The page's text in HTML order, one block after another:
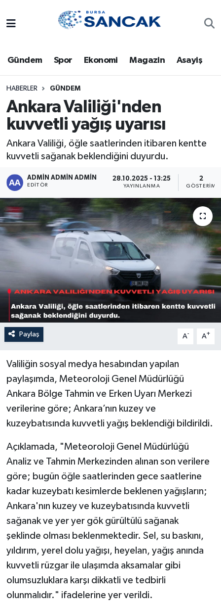
Gündem Spor Ekonomi Magazin Asayiş
HABERLER GÜNDEM
Ankara Valiliği'nden
kuvvetli yağış uyarısı
Ankara Valiliği, öğle saatlerinden itibaren kentte
kuvvetli sağanak beklendiğini duyurdu.
ADMİN ADMİN ADMİN
EDITÖR
28.10.2025 - 13:25
YAYINLANMA
2
GÖSTERIM
Paylaş A- A+
Valiliğin sosyal medya hesabından yapılan
paylaşımda, Meteoroloji Genel Müdürlüğü
Ankara Bölge Tahmin ve Erken Uyarı Merkezi
verilerine göre; Ankara’nın kuzey ve
kuzeybatısında kuvvetli yağış beklendiği bildirildi.
Açıklamada, "Meteoroloji Genel Müdürlüğü
Analiz ve Tahmin Merkezinden alınan son verilere
göre; bugün öğle saatlerinden gece saatlerine
kadar kuzeybatı kesimlerde beklenen yağışların;
Ankara'nın kuzey ve kuzeybatısında kuvvetli
sağanak ve yer yer gök gürültülü sağanak
şeklinde olması beklenmektedir. Sel, su baskını,
yıldırım, yerel dolu yağışı, heyelan, yağış anında
kuvvetli rüzgar ile ulaşımda aksamalar gibi
olumsuzluklara karşı dikkatli ve tedbirli
olunmalıdır." ifadelerine yer verildi.
Bursa
Dünya
Eğitim
Ekonomi
Genel
Gündem
Magazin
Sağlık
Spor
Türkiye
Trafik Durumu
Süper Lig Puan Durumu ve Fikstür
Tüm Manşetler
Son Dakika Haberleri
Haber Arşivi